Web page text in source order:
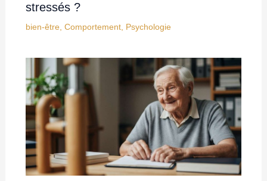
stressés ?
bien-être Comportement, Psychologie